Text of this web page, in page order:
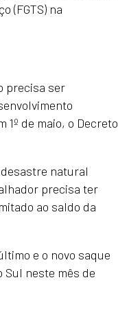
(FGTS) na
precisa ser
de maio, o Decreto
natural
precisa ter
ao saldo da
e o novo saque
Sul neste mês de